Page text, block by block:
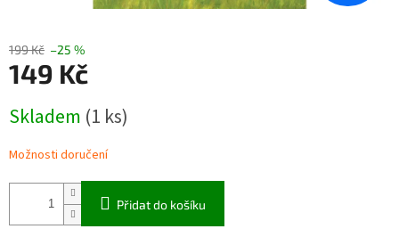
199 Kč –25 %
149 Kč
cena:
Skladem (1 ks)
Možnosti doručení
Přidat do košíku